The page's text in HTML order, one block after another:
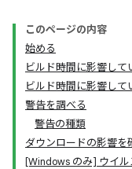
このページの内容
始める
ビルド時間に影響し
ビルド時間に影響して
警告を調べる
警告の種類
ダウンロードの影響を
[Windows のみ] ウイ